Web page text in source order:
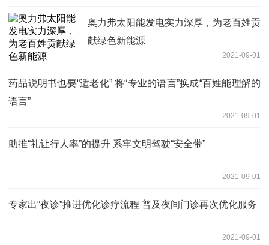
奥力弗太阳能发电实力深厚，为老百姓贡
献绿色新能源
2021-09-01
药品说明书也要“适老化” 将“专业的语言”换成“百姓能理解的
语言”
2021-09-01
助推“礼让行人率”的提升 系牢文明驾驶“安全带”
2021-09-01
专家出“夜诊”推进优化诊疗流程 普及夜间门诊再次优化服务
2021-09-01